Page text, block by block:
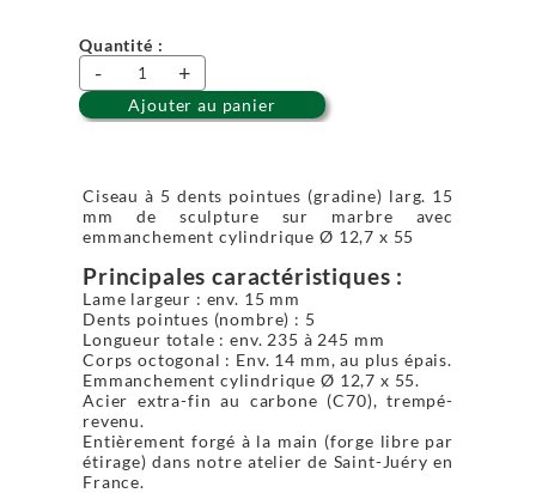
Quantité :
- +
Ajouter au panier
Ciseau à 5 dents pointues (gradine) larg. 15
mm de sculpture sur marbre avec
emmanchement cylindrique Ø 12,7 x 55
Principales caractéristiques :
Lame largeur : env. 15 mm
Dents pointues (nombre) : 5
Longueur totale : env. 235 à 245 mm
Corps octogonal : Env. 14 mm, au plus épais.
Emmanchement cylindrique Ø 12,7 x 55.
Acier extra-fin au carbone (C70), trempé-
revenu.
Entièrement forgé à la main (forge libre par
étirage) dans notre atelier de Saint-Juéry en
France.